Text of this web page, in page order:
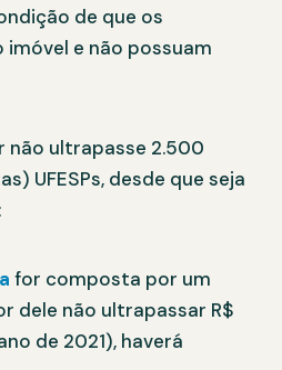
de que os
e não possuam
não ultrapasse 2.500
UFESPs, desde que seja
for composta por um
dele não ultrapassar R$
de 2021), haverá